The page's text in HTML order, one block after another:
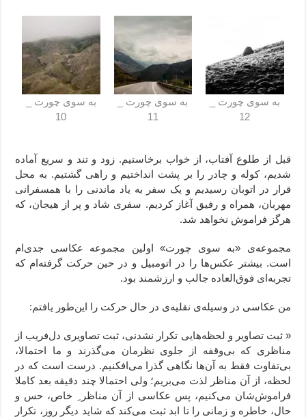
به ‌سوی چورت _
10
به ‌سوی چورت _
11
به ‌سوی چورت _
12
قبل از طلوع آفتاب، از خواب برخاستیم. زود و تند و سریع آماده‌
شدیم، کوله و چادر را بر پشت انداختیم و راهی گشتیم. به محل
قرار در اتوبان رسیدیم و یک سفر به یاد ماندنی را با همسفرانی
مهربان، همراه و رفیق آغاز کردیم. سفری شاد و پر از هیجان، که
هرگز فراموش نخواهد شد.
مجموعه‌ی «به سوی چورت» اولین مجموعه عکاسی جدی‌ام
است. بیشتر عکس‌ها را در اتومبیل و در حین حرکت گرفته‌ام که
تجربه‌ای فوق‌العاده جالب و ارزشمند بود.
من عکاسی در وسیله‌ی نقلیه‌ی در حال حرکت را این‌طور یافتم:
« ثبت تصاویر و لحظه‌هایی تکرار نشدنی، ثبت تصاویری دل‌فریب از
مناظری که بی‌وقفه از جلوی نظرمان می‌گذرند و ما احتمالا،
بی‌تفاوت فقط به آن‌ها نگاهی گذرا می‌افکنیم. درست است که در
لحظه، از آن مناظر لذت می‌بریم؛ ولی احتمالا چند دقیقه بعد کاملا
فراموش‌شان می‌کنیم، پس عکاسی از آن مناظر ِ خاص، حس و
حال، خاطره و زمانی را تا ابد ثبت می‌کند که شاید دیگر روز، تکرار